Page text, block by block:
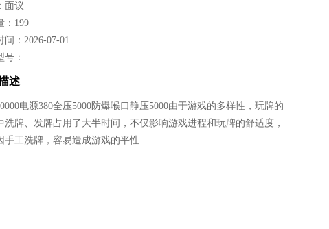
面议
：199
间：2026-07-01
号：
述
电源380全压5000防爆喉口静压5000由于游戏的多样性，玩牌的
洗牌、发牌占用了大半时间，不仅影响游戏进程和玩牌的舒适度，
手工洗牌，容易造成游戏的平性